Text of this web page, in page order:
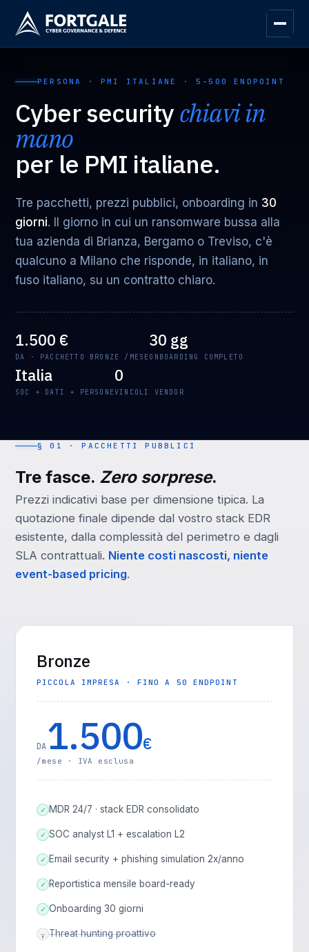
PERSONA · PMI ITALIANE · 5-500 ENDPOINT
Cyber securitychiavi in
mano
per le PMI italiane.
Tre pacchetti, prezzi pubblici, onboarding in 30
giorni. Il giorno in cui un ransomware bussa alla
tua azienda di Brianza, Bergamo o Treviso, c'è
qualcuno a Milano che risponde, in italiano, in
fuso italiano, su un contratto chiaro.
1.500 €
DA · PACCHETTO BRONZE /MESE
30 gg
ONBOARDING COMPLETO
Italia
SOC + DATI + PERSONE
0
VINCOLI VENDOR
§ 01 · PACCHETTI PUBBLICI
Tre fasce. Zero sorprese.
Prezzi indicativi base per dimensione tipica. La
quotazione finale dipende dal vostro stack EDR
esistente, dalla complessità del perimetro e dagli
SLA contrattuali. Niente costi nascosti, niente
event-based pricing.
Bronze
PICCOLA IMPRESA · FINO A 50 ENDPOINT
DA1.500€
/mese · IVA esclusa
✓ MDR 24/7 · stack EDR consolidato
✓ SOC analyst L1 + escalation L2
✓ Email security + phishing simulation 2x/anno
✓ Reportistica mensile board-ready
✓ Onboarding 30 giorni
, Threat hunting proattivo